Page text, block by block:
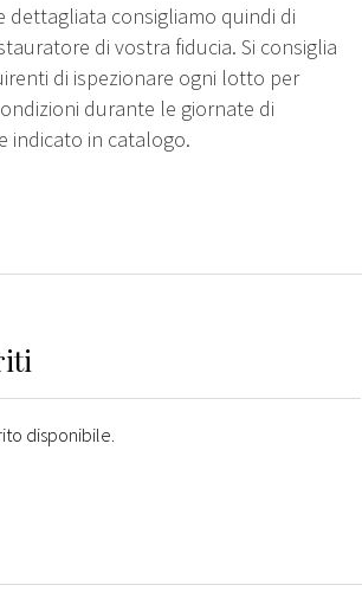
dettagliata consigliamo quindi di
di vostra fiducia. Si consiglia
di ispezionare ogni lotto per
durante le giornate di
indicato in catalogo.
disponibile.